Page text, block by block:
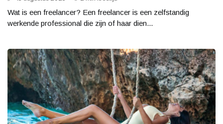
Wat is een freelancer? Een freelancer is een zelfstandig
werkende professional die zijn of haar dien...